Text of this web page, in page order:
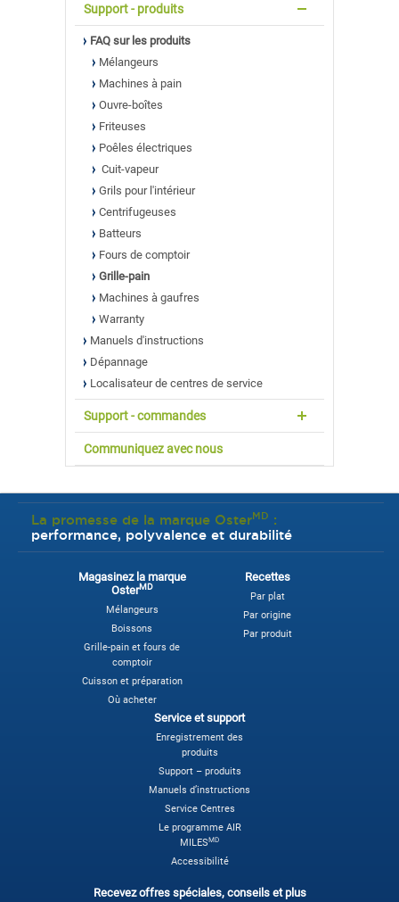
Support - produits
FAQ sur les produits
Mélangeurs
Machines à pain
Ouvre-boîtes
Friteuses
Poêles électriques
Cuit-vapeur
Grils pour l'intérieur
Centrifugeuses
Batteurs
Fours de comptoir
Grille-pain
Machines à gaufres
Warranty
Manuels d'instructions
Dépannage
Localisateur de centres de service
Support - commandes
Communiquez avec nous
La promesse de la marque OsterMD :
performance, polyvalence et durabilité
Magasinez la marque
OsterMD
Mélangeurs
Boissons
Grille-pain et fours de
comptoir
Cuisson et préparation
Où acheter
Recettes
Par plat
Par origine
Par produit
Service et support
Enregistrement des
produits
Support – produits
Manuels d’instructions
Service Centres
Le programme AIR
MILESMD
Accessibilité
Recevez offres spéciales, conseils et plus